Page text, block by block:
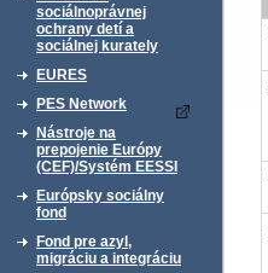
sociálnoprávnej
ochrany detí a
sociálnej kurately
EURES
PES Network
Nástroje na
prepojenie Európy
(CEF)/Systém EESSI
Európsky sociálny
fond
Fond pre azyl,
migráciu a integráciu